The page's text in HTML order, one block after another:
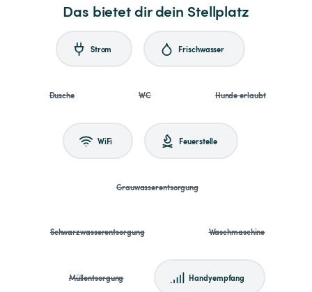
Das bietet dir dein Stellplatz
Strom Frischwasser
Dusche WC Hunde erlaubt
WiFi Feuerstelle
Grauwasserentsorgung
Schwarzwasserentsorgung Waschmaschine
Müllentsorgung Handyempfang